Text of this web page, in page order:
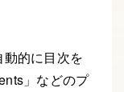
的に目次を
」などのプ